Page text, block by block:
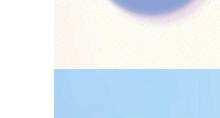
제14장 메타 모먼트, 최고의 내가 되는 순간
감정 조절은 최고의 나를 만들어준다